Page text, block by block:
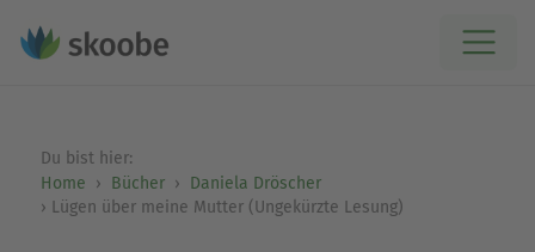
Du bist hier:
Home
Bücher
Daniela Dröscher
Lügen über meine Mutter (Ungekürzte Lesung)